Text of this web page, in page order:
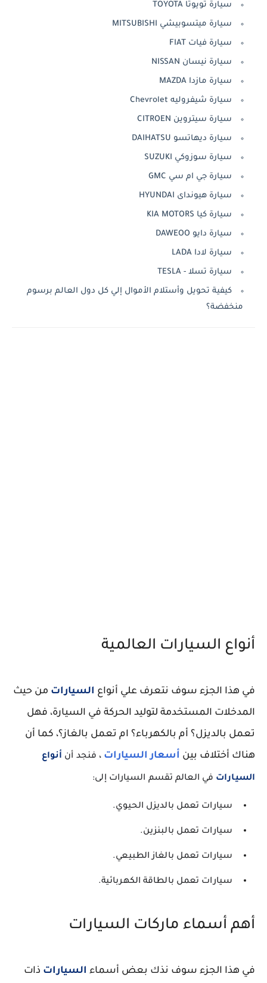
سيارة تويوتا TOYOTA
سيارة ميتسوبيشي MITSUBISHI
سيارة فيات FIAT
سيارة نيسان NISSAN
سيارة مازدا MAZDA
سيارة شيفروليه Chevrolet
سيارة سيتروين CITROEN
سيارة ديهاتسو DAIHATSU
سيارة سوزوكي SUZUKI
سيارة جي ام سي GMC
سيارة هيونداى HYUNDAI
سيارة كيا KIA MOTORS
سيارة دايو DAWEOO
سيارة لادا LADA
سيارة تسلا - TESLA
كيفية تحويل وأستلام الأموال إلي كل دول العالم برسوم
منخفضة؟
أنواع السيارات العالمية
في هذا الجزء سوف نتعرف علي أنواع السيارات من حيث
المدخلات المستخدمة لتوليد الحركة في السيارة، فهل
تعمل بالديزل؟ أم بالكهرباء؟ ام تعمل بالغاز؟، كما أن
هناك أختلاف بين أسعار السيارات ، فنجد أن
السيارات في العالم تقسم السيارات إلى:
سيارات تعمل بالديزل الحيوي.
سيارات تعمل بالبنزين.
سيارات تعمل بالغاز الطبيعي.
سيارات تعمل بالطاقة الكهربائية.
أهم أسماء ماركات السيارات
في هذا الجزء سوف نذك بعض أسماء السيارات ذات